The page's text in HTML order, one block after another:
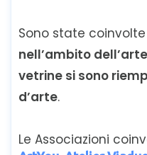
Sono state coinvolte
nell’ambito
vetrine si sono
d’arte.
Le Associazioni